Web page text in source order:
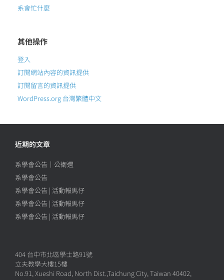
系會忙什麼
其他操作
登入
訂閱網站內容的資訊提供
訂閱留言的資訊提供
WordPress.org 台灣繁體中文
近期的文章
系學會公告｜公衛週
系學會公告
系學會公告 | 活動報馬仔
系學會公告 | 活動報馬仔
系學會公告 | 活動報馬仔
404 台中市北區學士路91號
立夫教學大樓15樓
No.91, Xueshi Road, North Dist.,Taichung City, Taiwan 40402,